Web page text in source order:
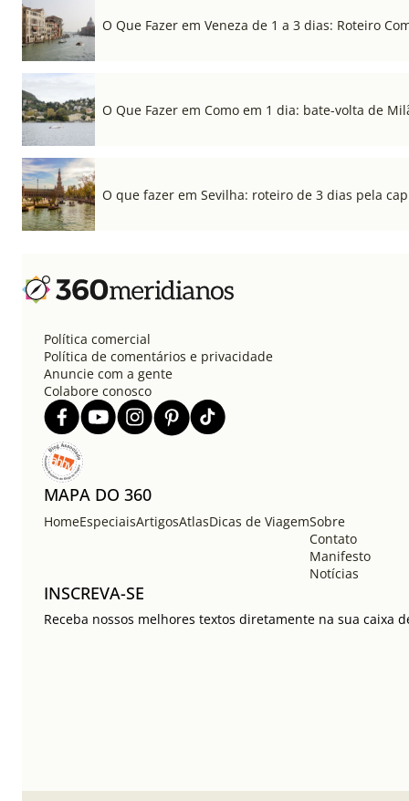
O Que Fazer em Veneza de 1 a 3 dias: Roteiro
O Que Fazer em Como em 1 dia: bate-volta de
O que fazer em Sevilha: roteiro de 3 dias pela
Política comercial
Política de comentários e privacidade
Anuncie com a gente
Colabore conosco
MAPA DO 360
HomeEspeciaisArtigosAtlasDicas de ViagemSobre
Contato
Manifesto
Notícias
INSCREVA-SE
Receba nossos melhores textos diretamente na sua caixa